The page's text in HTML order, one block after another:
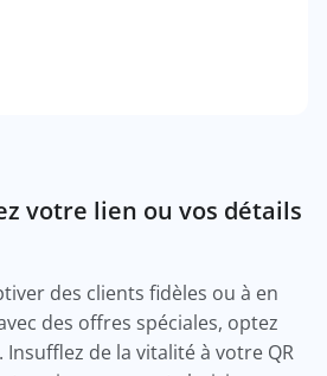
votre lien ou vos détails
des clients fidèles ou à en
des offres spéciales, optez
de la vitalité à votre QR